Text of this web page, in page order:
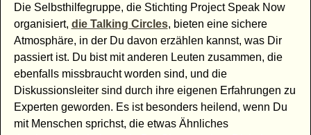
Die Selbsthilfegruppe, die Stichting Project Speak Now
organisiert, die Talking Circles, bieten eine sichere
Atmosphäre, in der Du davon erzählen kannst, was Dir
passiert ist. Du bist mit anderen Leuten zusammen, die
ebenfalls missbraucht worden sind, und die
Diskussionsleiter sind durch ihre eigenen Erfahrungen zu
Experten geworden. Es ist besonders heilend, wenn Du
mit Menschen sprichst, die etwas Ähnliches